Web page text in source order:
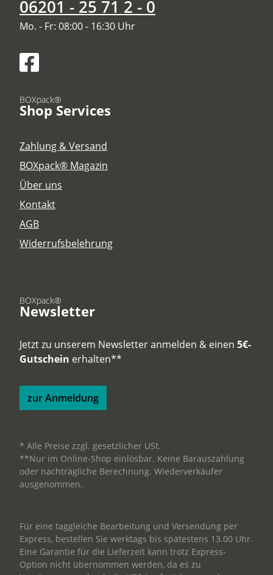
06201 - 25 71 2 - 0
Mo. - Fr: 08:00 - 16:30 Uhr
BOXpack®
Shop Services
Zahlung & Versand
BOXpack® Magazin
Über uns
Kontakt
AGB
Widerrufsbelehrung
BOXpack®
Newsletter
Jetzt zu unserem Newsletter anmelden & einen 5€-
Gutschein erhalten**
zur Anmeldung
* Alle Preise zzgl. gesetzlicher USt.
**Nur im Online-Shop einlösbar. Keine Barauszahlung
oder nachträgliche Berechnung. Wiederverkäufer
ausgenommen.
Für eine taggleiche Bearbeitung und Versendung per
Express, bestellen Sie werktags bis spätestens 13.00 Uhr.
Eine Garantie für die Lieferzeit kann trotz Express-
Option nicht übernommen werden, da es zu